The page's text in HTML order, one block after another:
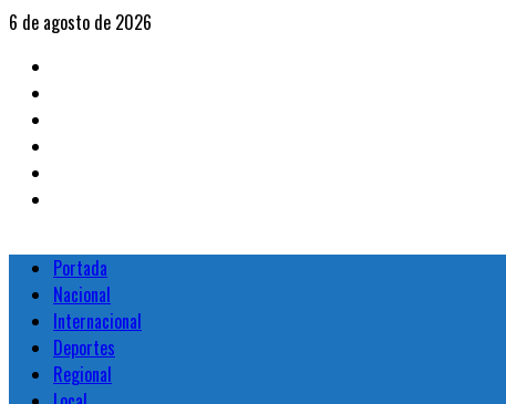
Skip
content
6 de agosto de 2026
Primary
Menu
Portada
Nacional
Internacional
Deportes
Regional